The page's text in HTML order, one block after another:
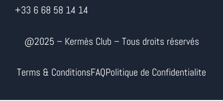
+33 6 68 58 14 14
@2025 – Kermès Club – Tous droits réservés
Terms & ConditionsFAQPolitique de Confidentialite